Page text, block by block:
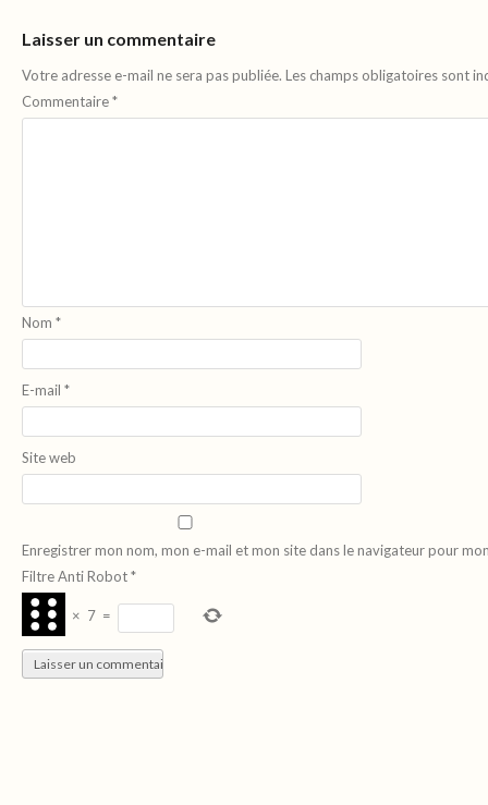
Laisser un commentaire
Votre adresse e-mail ne sera pas publiée. Les champs obligatoires sont
Commentaire*
Nom *
E-mail *
Site web
Enregistrer mon nom, mon e-mail et mon site dans le navigateur pour
Filtre Anti Robot*
× 7 =